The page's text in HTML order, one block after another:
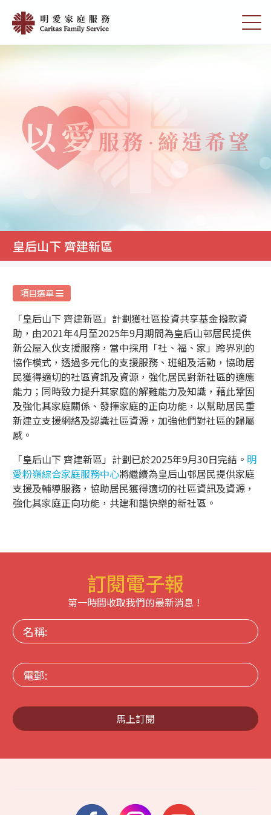
main
content
切
皇
山
齊
建
新
區
庭
服
皇后山下 齊建新區
項目選單
「皇后山下 齊建新區」計劃獲社區投資共享基金撥款資
助，由2021年4月至2025年9月期間為皇后山邨居民提供
新公屋入伙支援服務，當中採用「社、福、家」跨界別的
協作模式，透過多元化的支援服務、班組及活動，協助居
民獲得適切的社區資訊及資源，強化居民對新社區的適應
能力；同時致力提升其家庭的解難能力及知識，藉此鞏固
及強化其家庭關係、發揮家庭的正向功能，以幫助居民重
新建立支援網絡及認識社區資源，加強他們對社區的歸屬
感。
「皇后山下 齊建新區」計劃已於2025年9月30日完結。 明
愛粉嶺綜合家庭服務中心將繼續為皇后山邨居民提供家庭
支援及輔導服務，協助居民獲得適切的社區資訊及資源，
強化其家庭正向功能，共建和諧快樂的新社區。
訂閱電子報
第一時間收取我們的最新消息！
名
稱:
電
郵:
馬上訂閱